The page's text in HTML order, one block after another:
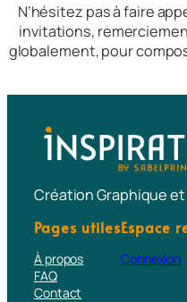
N’hésitez pas à faire
invitations,
globalement, pour
Création Graphique
Pages utiles
À propos
FAQ
Contact
Espace
Connexion